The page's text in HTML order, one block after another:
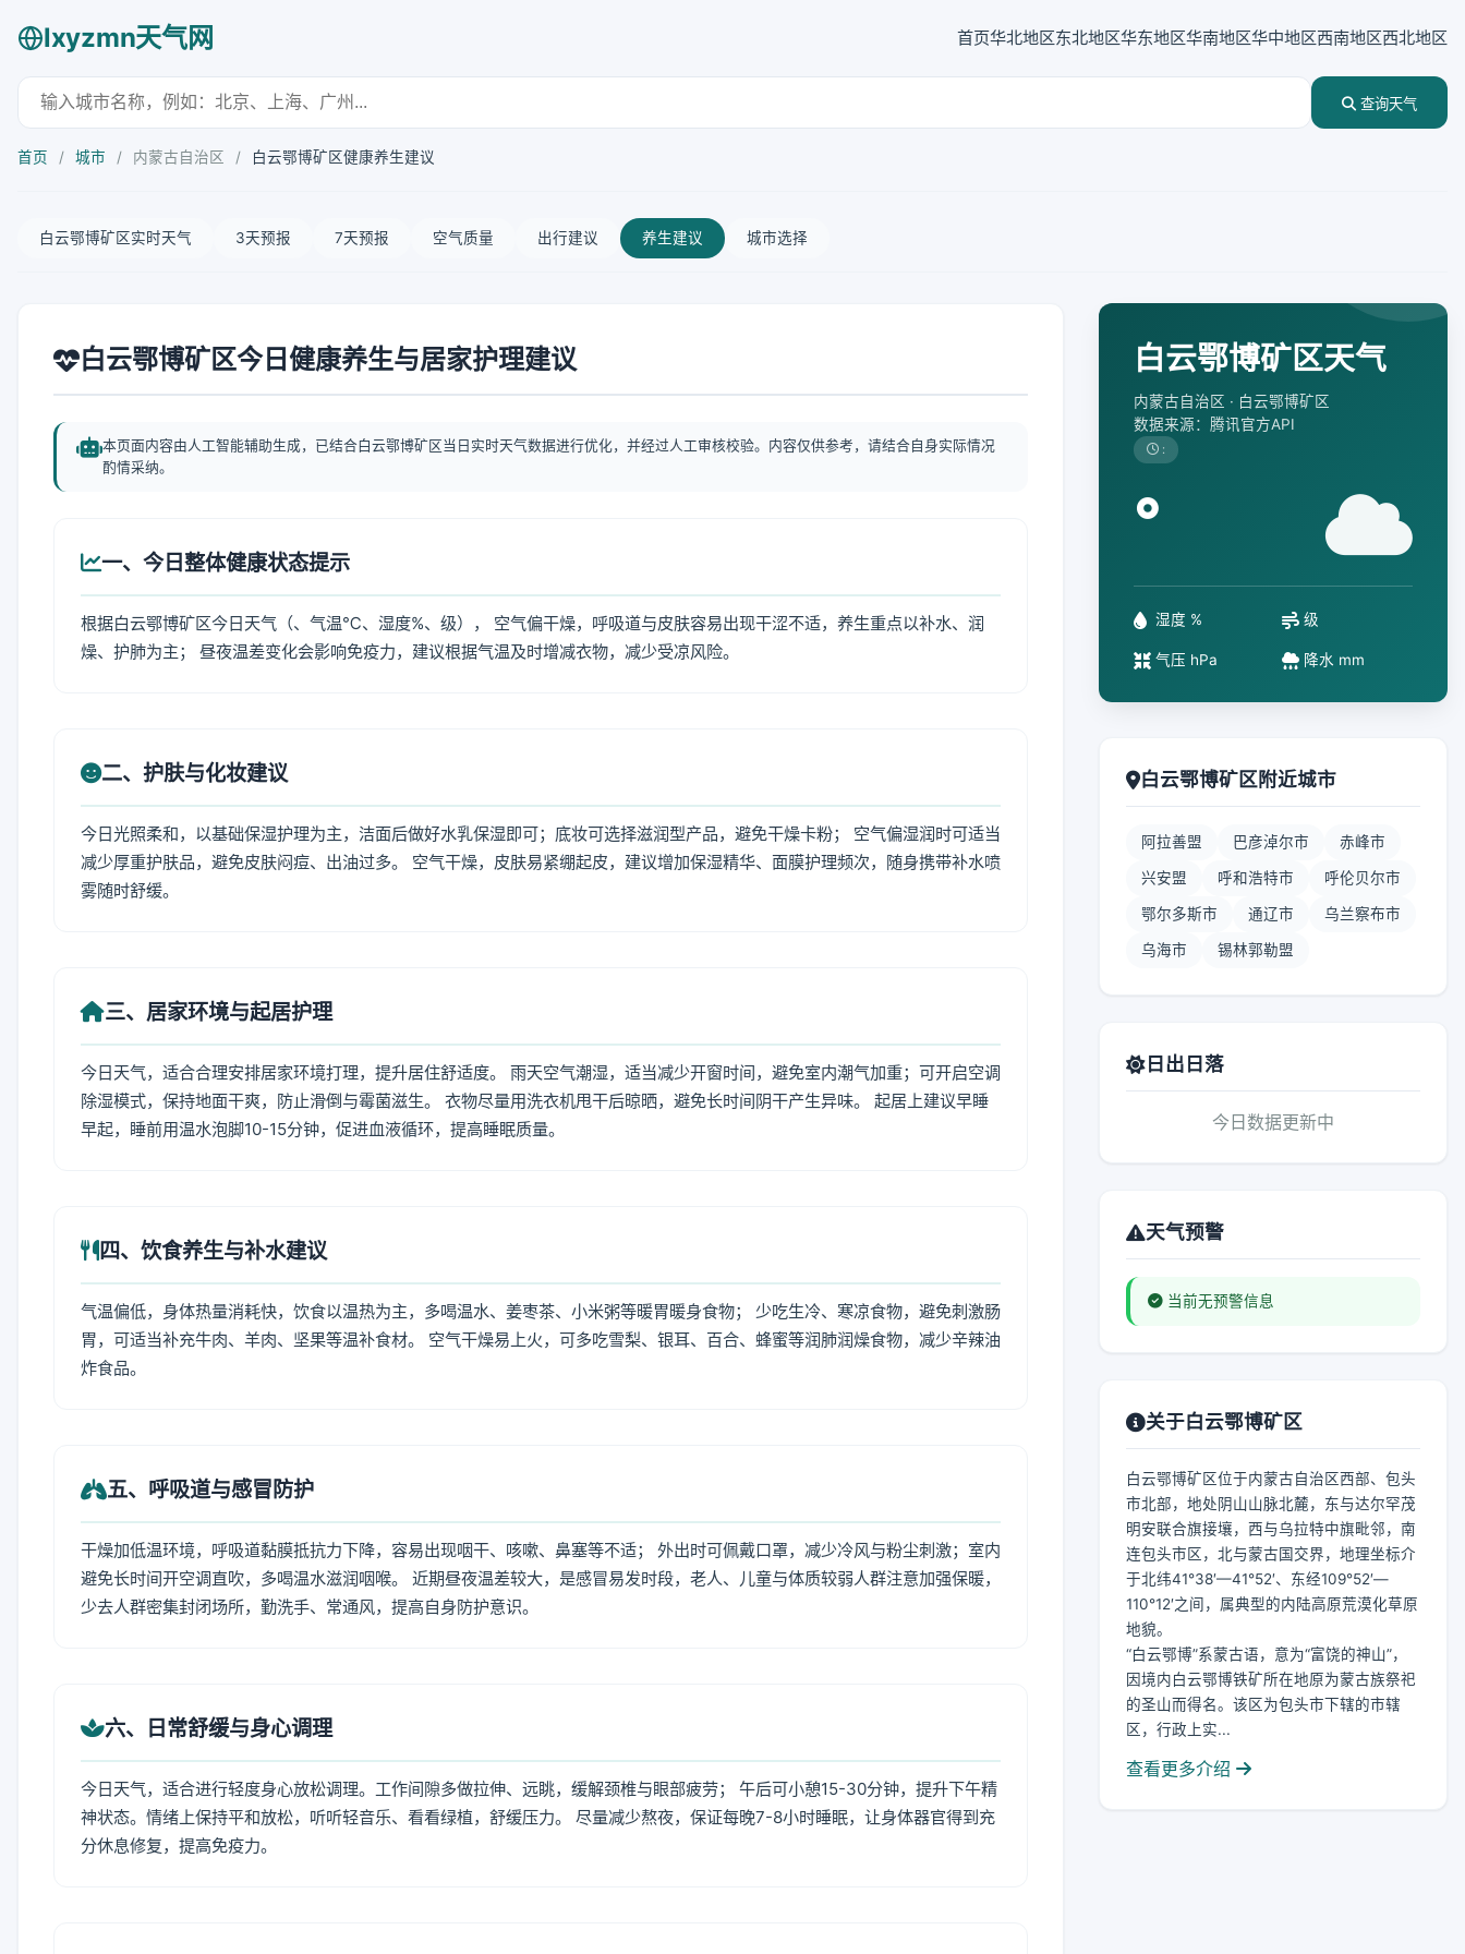
lxyzmn天气网 首页华北地区东北地区华东地区华南地区华中地区西南地区西北地区
查询天气
首页 / 城市 / 内蒙古自治区 / 白云鄂博矿区健康养生建议
白云鄂博矿区实时天气 3天预报 7天预报 空气质量 出行建议 养生建议 城市选择
白云鄂博矿区今日健康养生与居家护理建议
本页面内容由人工智能辅助生成，已结合白云鄂博矿区当日实时天气数据进行优化，并经过人工审核校验。内容仅供参考，请结合自身实际情况
酌情采纳。
一、今日整体健康状态提示
根据白云鄂博矿区今日天气（、气温℃、湿度%、级）， 空气偏干燥，呼吸道与皮肤容易出现干涩不适，养生重点以补水、润
燥、护肺为主； 昼夜温差变化会影响免疫力，建议根据气温及时增减衣物，减少受凉风险。
二、护肤与化妆建议
今日光照柔和，以基础保湿护理为主，洁面后做好水乳保湿即可；底妆可选择滋润型产品，避免干燥卡粉； 空气偏湿润时可适当
减少厚重护肤品，避免皮肤闷痘、出油过多。 空气干燥，皮肤易紧绷起皮，建议增加保湿精华、面膜护理频次，随身携带补水喷
雾随时舒缓。
三、居家环境与起居护理
今日天气，适合合理安排居家环境打理，提升居住舒适度。 雨天空气潮湿，适当减少开窗时间，避免室内潮气加重；可开启空调
除湿模式，保持地面干爽，防止滑倒与霉菌滋生。 衣物尽量用洗衣机甩干后晾晒，避免长时间阴干产生异味。 起居上建议早睡
早起，睡前用温水泡脚10-15分钟，促进血液循环，提高睡眠质量。
四、饮食养生与补水建议
气温偏低，身体热量消耗快，饮食以温热为主，多喝温水、姜枣茶、小米粥等暖胃暖身食物； 少吃生冷、寒凉食物，避免刺激肠
胃，可适当补充牛肉、羊肉、坚果等温补食材。 空气干燥易上火，可多吃雪梨、银耳、百合、蜂蜜等润肺润燥食物，减少辛辣油
炸食品。
五、呼吸道与感冒防护
干燥加低温环境，呼吸道黏膜抵抗力下降，容易出现咽干、咳嗽、鼻塞等不适； 外出时可佩戴口罩，减少冷风与粉尘刺激；室内
避免长时间开空调直吹，多喝温水滋润咽喉。 近期昼夜温差较大，是感冒易发时段，老人、儿童与体质较弱人群注意加强保暖，
少去人群密集封闭场所，勤洗手、常通风，提高自身防护意识。
六、日常舒缓与身心调理
今日天气，适合进行轻度身心放松调理。工作间隙多做拉伸、远眺，缓解颈椎与眼部疲劳； 午后可小憩15-30分钟，提升下午精
神状态。情绪上保持平和放松，听听轻音乐、看看绿植，舒缓压力。 尽量减少熬夜，保证每晚7-8小时睡眠，让身体器官得到充
分休息修复，提高免疫力。
白云鄂博矿区天气
内蒙古自治区 · 白云鄂博矿区
数据来源：腾讯官方API
:
°
湿度 % 级
气压 hPa 降水 mm
白云鄂博矿区附近城市
阿拉善盟 巴彦淖尔市 赤峰市
兴安盟 呼和浩特市 呼伦贝尔市
鄂尔多斯市 通辽市 乌兰察布市
乌海市 锡林郭勒盟
日出日落
今日数据更新中
天气预警
当前无预警信息
关于白云鄂博矿区
白云鄂博矿区位于内蒙古自治区西部、包头
市北部，地处阴山山脉北麓，东与达尔罕茂
明安联合旗接壤，西与乌拉特中旗毗邻，南
连包头市区，北与蒙古国交界，地理坐标介
于北纬41°38′—41°52′、东经109°52′—
110°12′之间，属典型的内陆高原荒漠化草原
地貌。
“白云鄂博”系蒙古语，意为“富饶的神山”，
因境内白云鄂博铁矿所在地原为蒙古族祭祀
的圣山而得名。该区为包头市下辖的市辖
区，行政上实...
查看更多介绍